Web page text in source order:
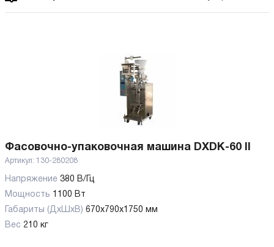
Фасовочно-упаковочная машина DXDK-60 II
Артикул: 130-280208
Напряжение 380 В/Гц
Мощность 1100 Вт
Габариты (ДхШхВ) 670x790x1750 мм
Вес 210 кг